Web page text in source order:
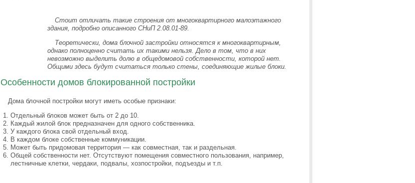
Стоит отличать такие строения от многоквартирного малоэтажного
здания, подробно описанного СНиП 2.08.01-89.
Теоретически, дома блочной застройки относятся к многоквартирным,
однако полноценно считать их такими нельзя. Дело в том, что в них
невозможно выделить долю в общедомовой собственности, которой нет.
Общими здесь будут считаться только стены, соединяющие жилые блоки.
Особенности домов блокированной постройки
Дома блочной постройки могут иметь особые признаки:
Отдельный блоков может быть от 2 до 10.
Каждый жилой блок предназначен для одного собственника.
У каждого блока свой отдельный вход.
В каждом блоке собственные коммуникации.
Может быть придомовая территория — как совместная, так и раздельная.
Общей собственности нет. Отсутствуют помещения совместного пользования, например,
лестничные клетки, чердаки, подвалы, хозпостройки, подъезды и т.п.